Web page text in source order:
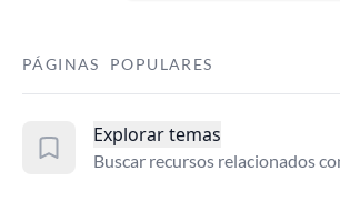
PÁGINAS POPULARES
Explorar temas
Buscar recursos relacionados